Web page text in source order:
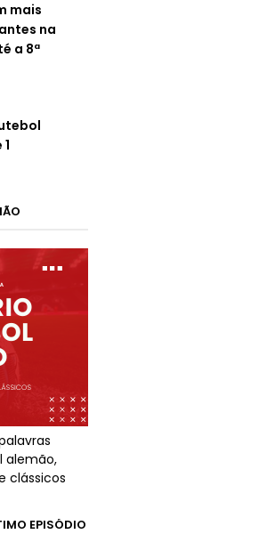
mais
na
a 8ª
alemão,
clássicos
EPISÓDIO